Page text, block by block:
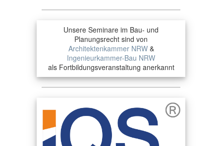
Unsere Seminare im Bau- und
Planungsrecht sind von
Architektenkammer NRW&
Ingenieurkammer-Bau NRW
als Fortbildungsveranstaltung anerkannt